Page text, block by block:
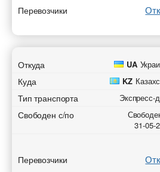
Перевозчики
Откуда UA
Куда KZ
Тип транспорта Экспресс-
Свободен с/по
31-05-
Перевозчики